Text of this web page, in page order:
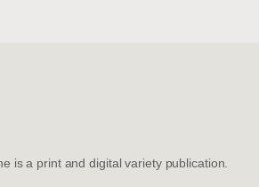
is a print and digital variety publication.